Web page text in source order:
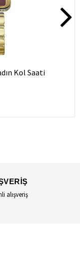
Kol Saati
alışveriş